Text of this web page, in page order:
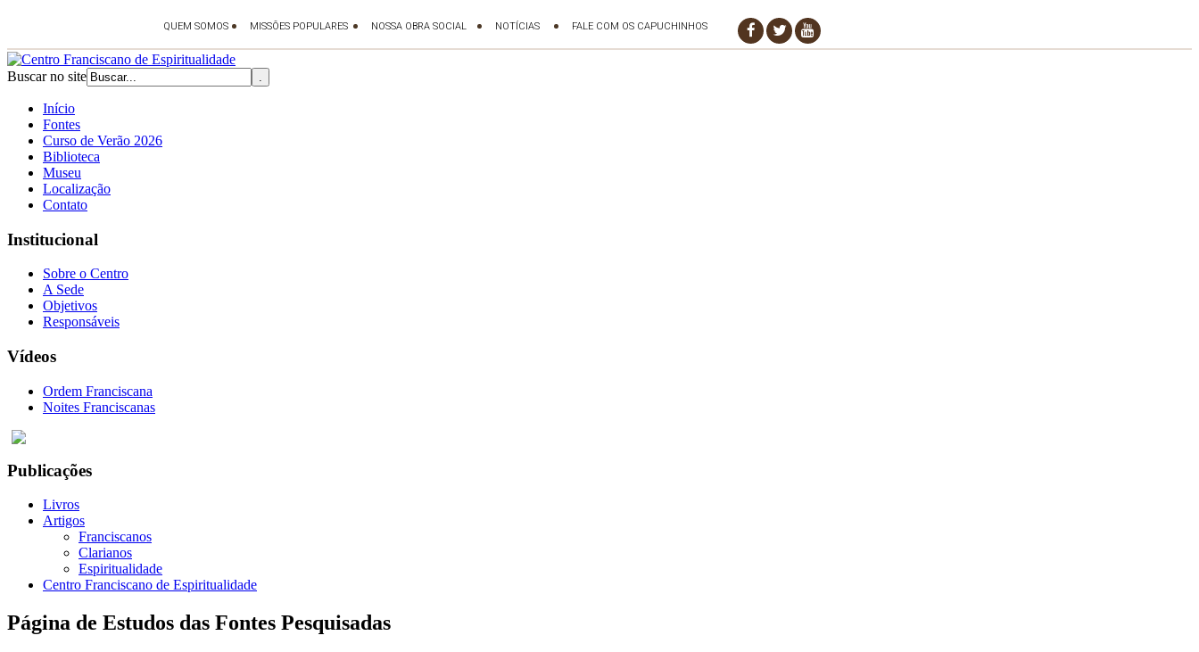
Buscar no site
Início
Fontes
Curso de Verão 2026
Biblioteca
Museu
Localização
Contato
Institucional
Sobre o Centro
A Sede
Objetivos
Responsáveis
Vídeos
Ordem Franciscana
Noites Franciscanas
Publicações
Livros
Artigos
Franciscanos
Clarianos
Espiritualidade
Centro Franciscano de Espiritualidade
Página de Estudos das Fontes Pesquisadas